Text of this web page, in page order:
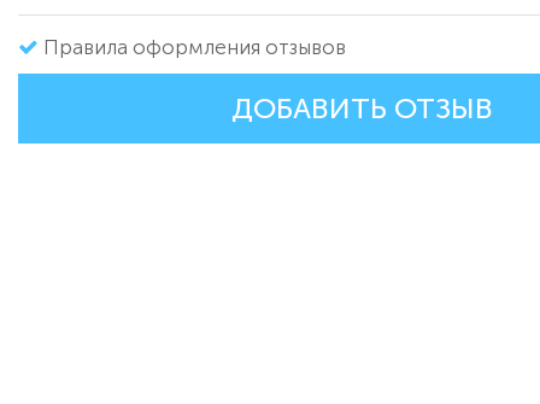
Правила оформления отзывов
ДОБАВИТЬ ОТЗЫВ